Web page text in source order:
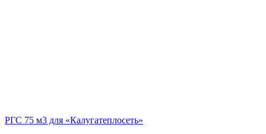
РГС 75 м3 для «Калугатеплосеть»